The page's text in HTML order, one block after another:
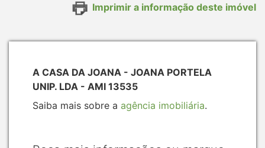
Imprimir a informação deste imóvel
A CASA DA JOANA - JOANA PORTELA
UNIP. LDA - AMI 13535
Saiba mais sobre a agência imobiliária.